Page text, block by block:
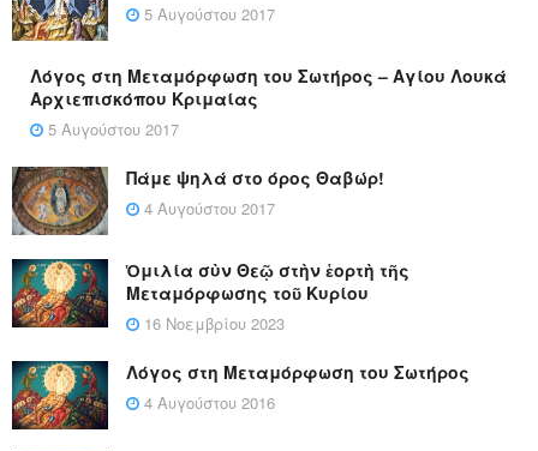
5 Αυγούστου 2017
Λόγος στη Μεταμόρφωση του Σωτήρος – Αγίου Λουκά
Αρχιεπισκόπου Κριμαίας
5 Αυγούστου 2017
Πάμε ψηλά στο όρος Θαβώρ!
4 Αυγούστου 2017
Ὁμιλία σὺν Θεῷ στὴν ἑορτὴ τῆς
Μεταμόρφωσης τοῦ Κυρίου
16 Νοεμβρίου 2023
Λόγος στη Μεταμόρφωση του Σωτήρος
4 Αυγούστου 2016